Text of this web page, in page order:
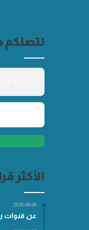
لتصلكم
الأكثر
2026-08-06
عن قنوات